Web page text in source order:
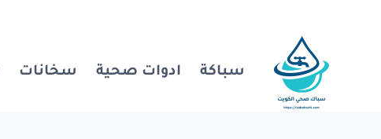
سباكة ادوات صحية سخانات